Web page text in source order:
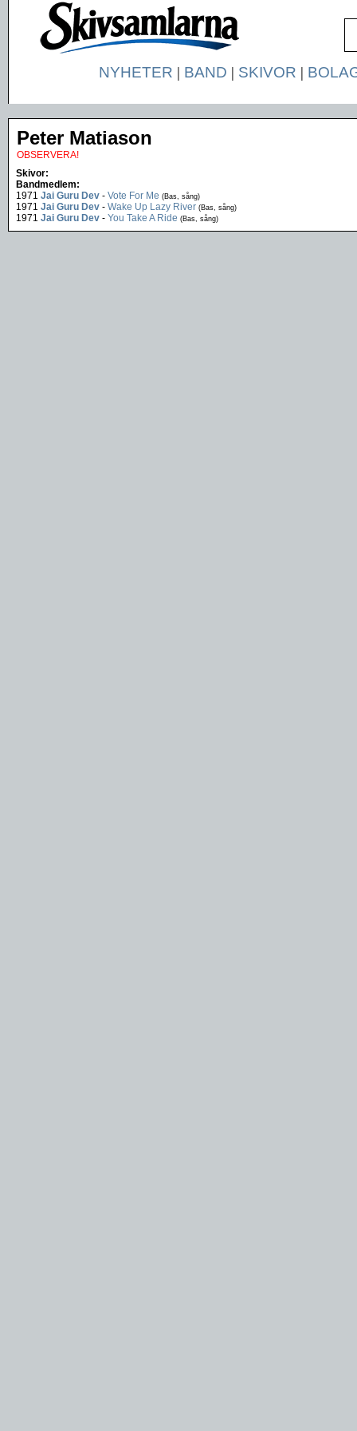
NYHETER | BAND | SKIVOR |
Peter Matiason
OBSERVERA!
Skivor:
Bandmedlem:
1971 Jai Guru Dev - Vote For Me (Bas, sång)
1971 Jai Guru Dev - Wake Up Lazy River (Bas, sång)
1971 Jai Guru Dev - You Take A Ride (Bas, sång)